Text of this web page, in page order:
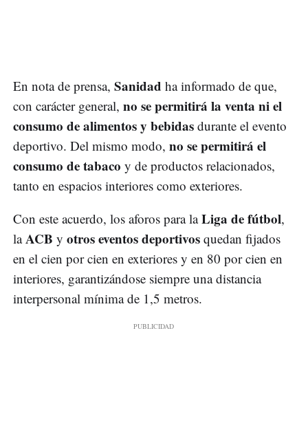
En nota de prensa, Sanidad ha informado de que,
con carácter general, no se permitirá la venta ni el
consumo de alimentos y bebidas durante el evento
deportivo. Del mismo modo, no se permitirá el
consumo de tabaco y de productos relacionados,
tanto en espacios interiores como exteriores.
Con este acuerdo, los aforos para laLiga de fútbol,
laACB y otros eventos deportivos quedan fijados
en el cien por cien en exteriores y en 80 por cien en
interiores, garantizándose siempre una distancia
interpersonal mínima de 1,5 metros.